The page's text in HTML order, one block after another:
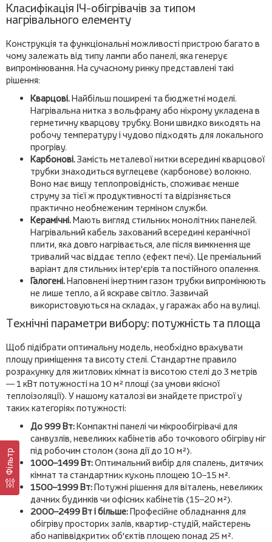
Фільтр
Класифікація ІЧ-обігрівачів за типом
нагрівального елементу
Конструкція та функціональні можливості пристрою багато в
чому залежать від типу лампи або панелі, яка генерує
випромінювання. На сучасному ринку представлені такі
рішення:
Кварцові.Найбільш поширені та бюджетні моделі.
Нагрівальна нитка з вольфраму або ніхрому укладена в
герметичну кварцову трубку. Вони швидко виходять на
робочу температуру і чудово підходять для локального
прогріву.
Карбонові.Замість металевої нитки всередині кварцової
трубки знаходиться вуглецеве (карбонове) волокно.
Воно має вищу теплопровідність, споживає менше
струму за тієї ж продуктивності та відрізняється
практично необмеженим терміном служби.
Керамічні.Мають вигляд стильних монолітних панелей.
Нагрівальний кабель захований всередині керамічної
плити, яка довго нагрівається, але після вимкнення ще
тривалий час віддає тепло (ефект печі). Це преміальний
варіант для стильних інтер'єрів та постійного опалення.
Галогені.Наповнені інертним газом трубки випромінюють
не лише тепло, а й яскраве світло. Зазвичай
використовуються на складах, у гаражах або на вулиці.
Технічні параметри вибору: потужність та площа
Щоб підібрати оптимальну модель, необхідно врахувати
площу приміщення та висоту стелі. Стандартне правило
розрахунку для житлових кімнат із висотою стелі до 3 метрів
— 1 кВт потужності на 10 м² площі (за умови якісної
теплоізоляції). У нашому каталозі ви знайдете пристрої у
таких категоріях потужності:
До 999 Вт:Компактні панелі чи мікрообігрівачі для
санвузлів, невеликих кабінетів або точкового обігріву ніг
під робочим столом (зона дії до 10 м²).
1000–1499 Вт:Оптимальний вибір для спалень, дитячих
кімнат та стандартних кухонь площею 10–15 м².
1500–1999 Вт:Потужні рішення для віталень, невеликих
дачних будинків чи офісних кабінетів (15–20 м²).
2000–2499 Вт і більше:Професійне обладнання для
обігріву просторих залів, квартир-студій, майстерень
або напіввідкритих об'єктів площею понад 25 м².